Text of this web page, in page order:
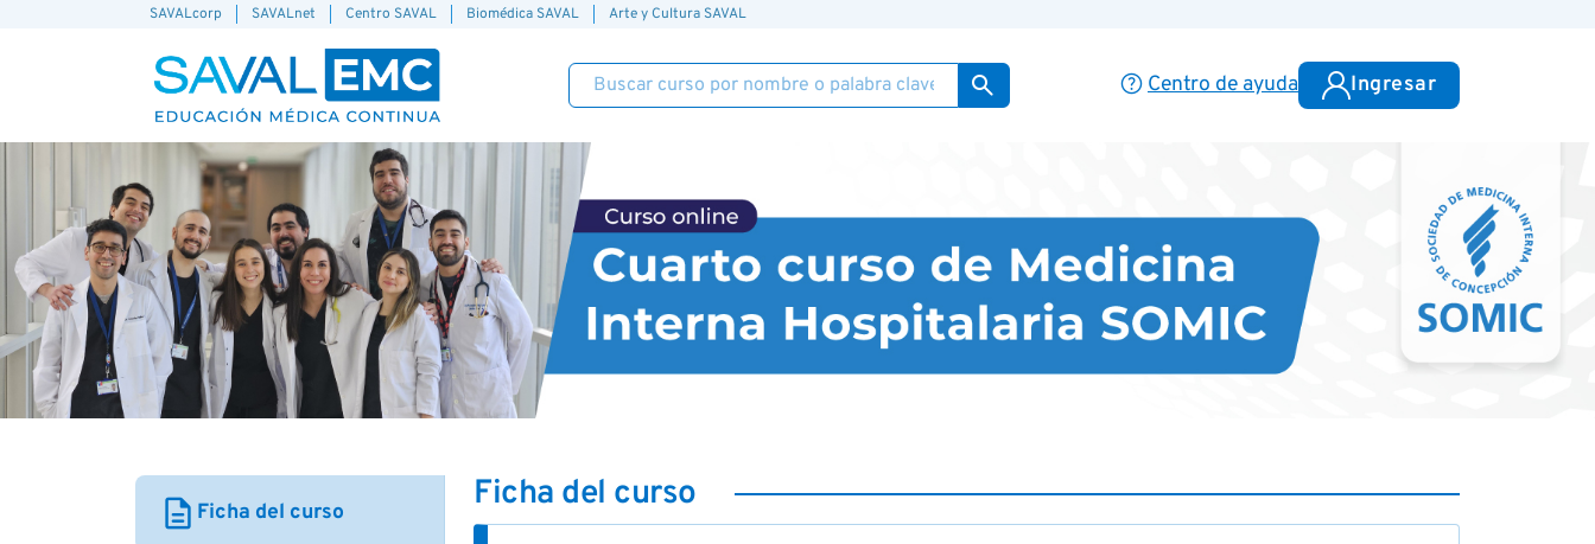
SAVALcorp SAVALnet Centro SAVAL Biomédica SAVAL Arte y Cultura SAVAL
search helpCentro de ayuda Ingresar
description Ficha del curso Ficha del curso